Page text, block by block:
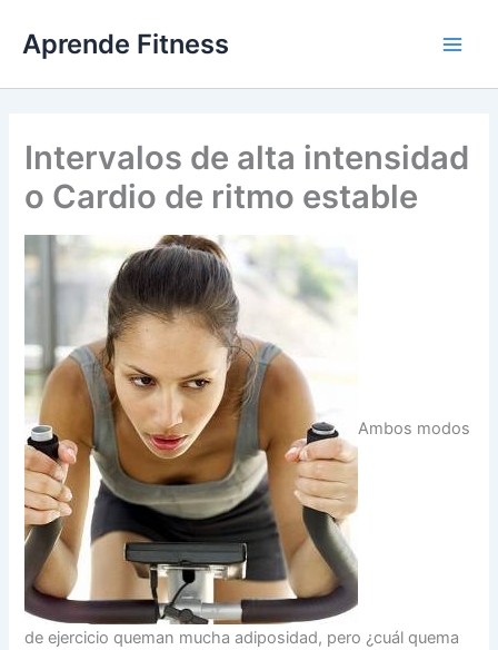
contenido
Aprende Fitness
Intervalos de alta intensidad
o Cardio de ritmo estable
Ambos modos
de ejercicio queman mucha adiposidad, pero ¿cuál quema